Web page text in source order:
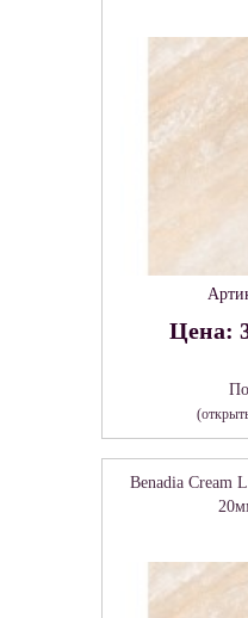
Цена:
Benadia Cream